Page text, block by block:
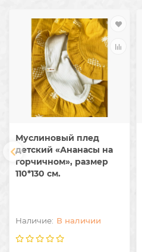
Муслиновый плед
детский «Ананасы на
горчичном», размер
110*130 см.
В наличии